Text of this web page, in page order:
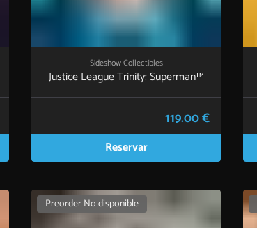
Sideshow Collectibles
Justice League Trinity: Superman™
119.00 €
Reservar
Preorder No disponible